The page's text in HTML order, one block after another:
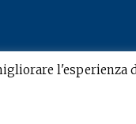
l'esperienza